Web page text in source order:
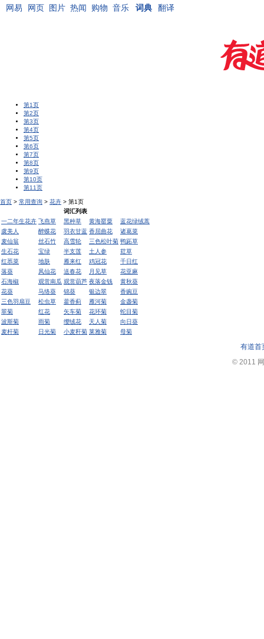
网易 网页 图片 热闻 购物 音乐 词典 翻译
第1页
第2页
第3页
第4页
第5页
第6页
第7页
第8页
第9页
第10页
第11页
首页 > 常用查询 > 花卉 > 第1页
词汇列表
一二年生花卉 飞燕草 黑种草 黄海罂粟
蓝花绿绒蒿
虞美人
醉蝶花 羽衣甘蓝 香屈曲花
诸葛菜
麦仙翁
丝石竹 高雪轮 三色松叶菊 鸭跖草
生石花
宝绿 半支莲 土人参
荭草
红菾菜
地肤 雁来红 鸡冠花
千日红
落葵
凤仙花 送春花 月见草
花亚麻
石海椒
观赏南瓜 观赏葫芦 夜落金钱
黄秋葵
花葵
马络葵 锦葵 银边翠
香豌豆
三色羽扇豆
松虫草 藿香蓟 雁河菊
金盏菊
翠菊
红花 矢车菊 花环菊
蛇目菊
波斯菊
雨菊 缨绒花 天人菊
向日葵
麦杆菊
日光菊 小麦秆菊 莱雅菊 母菊
有道首
© 2011